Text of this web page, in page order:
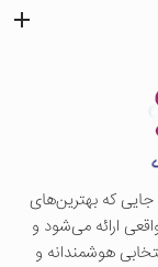
جایی که بهترین‌های
ارائه می‌شود و
هوشمندانه و